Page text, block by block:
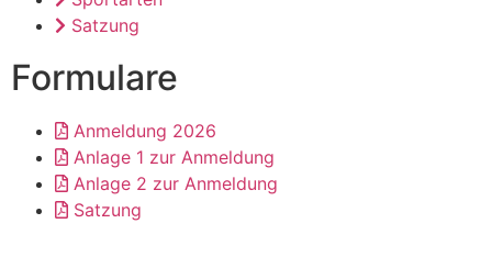
Satzung
Formulare
Anmeldung 2026
Anlage 1 zur Anmeldung
Anlage 2 zur Anmeldung
Satzung